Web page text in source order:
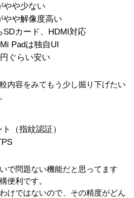
やや少ない
やや解像度高い
SDカード、HDMI対応
Padは独自UI
ぐらい安い
内容をみてもう少し掘り下げたい
（指紋認証）
で問題ない機能だと思ってます
便利です。
けではないので、その精度がどん